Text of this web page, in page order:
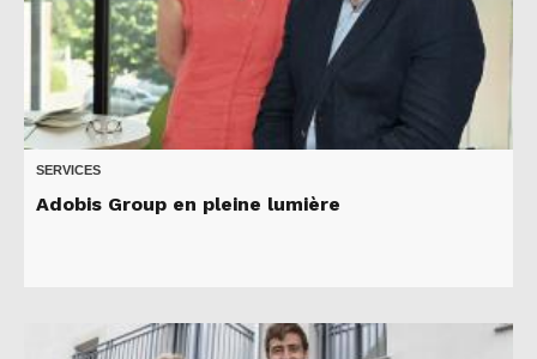
SERVICES
Adobis Group en pleine lumière